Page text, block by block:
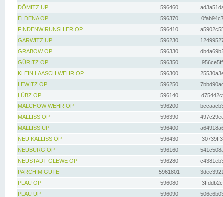
DÖMITZ UP
596460
ELDENA OP
596370
FINDENWIRUNSHIER OP
596410
GARWITZ UP
596230
GRABOW OP
596330
GÜRITZ OP
596350
KLEIN LAASCH WEHR OP
596300
LEWITZ OP
596250
LÜBZ OP
596140
MALCHOW WEHR OP
596200
MALLISS OP
596390
MALLISS UP
596400
NEU KALLISS OP
596430
NEUBURG OP
596160
NEUSTADT GLEWE OP
596280
PARCHIM GÜTE
5961801
PLAU OP
596080
PLAU UP
596090